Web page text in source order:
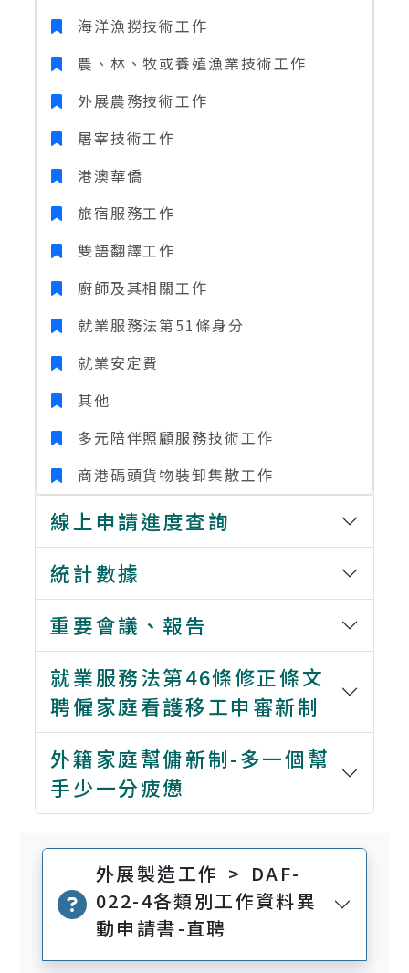
海洋漁撈技術工作
農、林、牧或養殖漁業技術工作
外展農務技術工作
屠宰技術工作
港澳華僑
旅宿服務工作
雙語翻譯工作
廚師及其相關工作
就業服務法第51條身分
就業安定費
其他
多元陪伴照顧服務技術工作
商港碼頭貨物裝卸集散工作
線上申請進度查詢
統計數據
重要會議、報告
就業服務法第46條修正條文
聘僱家庭看護移工申審新制
外籍家庭幫傭新制-多一個幫
手少一分疲憊
外展製造工作 > DAF-
022-4各類別工作資料異
動申請書-直聘